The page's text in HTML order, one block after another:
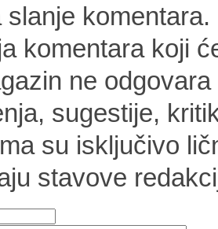
slanje
komentara koji
ne
sugestije,
su isključivo
stavove